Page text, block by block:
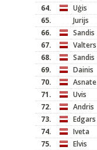
64.
Uģis
65.
Jurijs
66.
Sandis
67.
Valters
68.
Sandis
69.
Dainis
70.
Asnate
71.
Uvis
72.
Andris
73.
Edgars
74.
Iveta
75.
Elvis